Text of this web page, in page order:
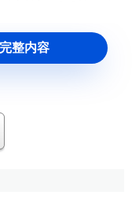
整内容